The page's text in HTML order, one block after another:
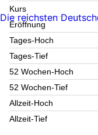
Kurs
Eröffnung
Tages-Hoch
Tages-Tief
52 Wochen-Hoch
52 Wochen-Tief
Allzeit-Hoch
Allzeit-Tief
Die reichsten